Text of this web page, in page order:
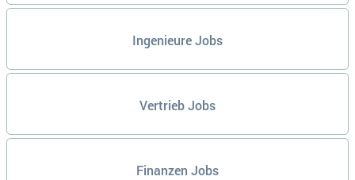
Ingenieure Jobs
Vertrieb Jobs
Finanzen Jobs